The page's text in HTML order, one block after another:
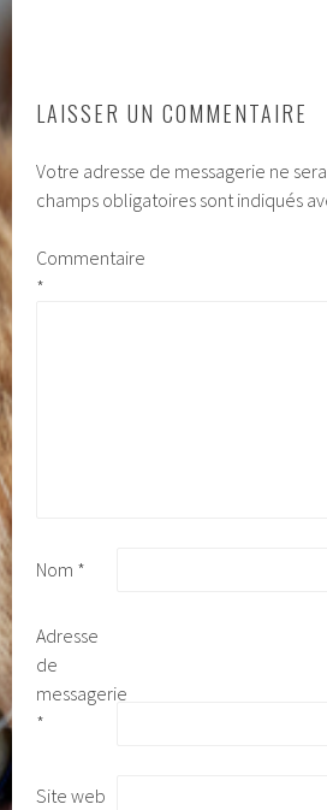
LAISSER UN COMMENTAIRE
Votre adresse de messagerie ne
champs obligatoires sont indiqués
Commentaire
*
Nom *
Adresse
de
messagerie
*
Site web